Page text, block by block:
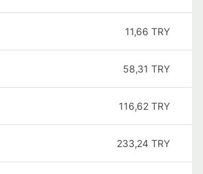
11,66 TRY
58,31 TRY
116,62 TRY
233,24 TRY